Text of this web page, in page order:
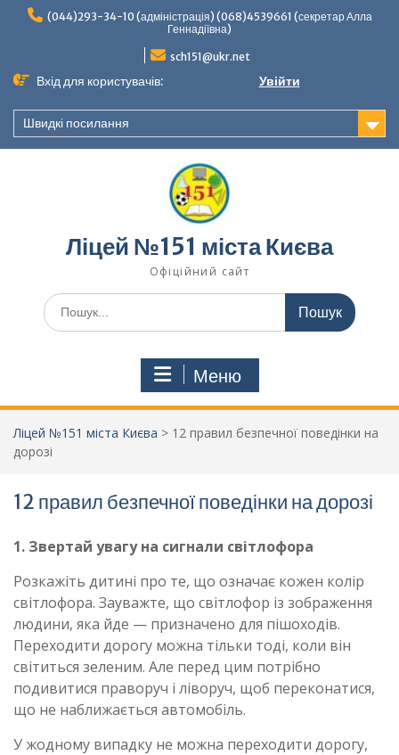
Перейти(044)293-34-10 (адміністрація) (068)4539661 (секретар Алла
Геннадіївна)
sch151@ukr.net
Вхід для користувачів: Увійти
Швидкі посилання
Ліцей №151 міста Києва
Офіційний сайт
Шукати:
Меню
Ліцей №151 міста Києва > 12 правил безпечної поведінки на
дорозі
12 правил безпечної поведінки на дорозі
1. Звертай увагу на сигнали світлофора
Розкажіть дитині про те, що означає кожен колір
світлофора. Зауважте, що світлофор із зображення
людини, яка йде — призначено для пішоходів.
Переходити дорогу можна тільки тоді, коли він
світиться зеленим. Але перед цим потрібно
подивитися праворуч і ліворуч, щоб переконатися,
що не наближається автомобіль.
У жодному випадку не можна переходити дорогу,